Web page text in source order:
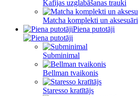
Kafijas uzglabāšanas trauki
Matcha komplekti un aksesuāri
Piena putotāji
Subminimal
Bellman tvaikonis
Staresso kratītājs